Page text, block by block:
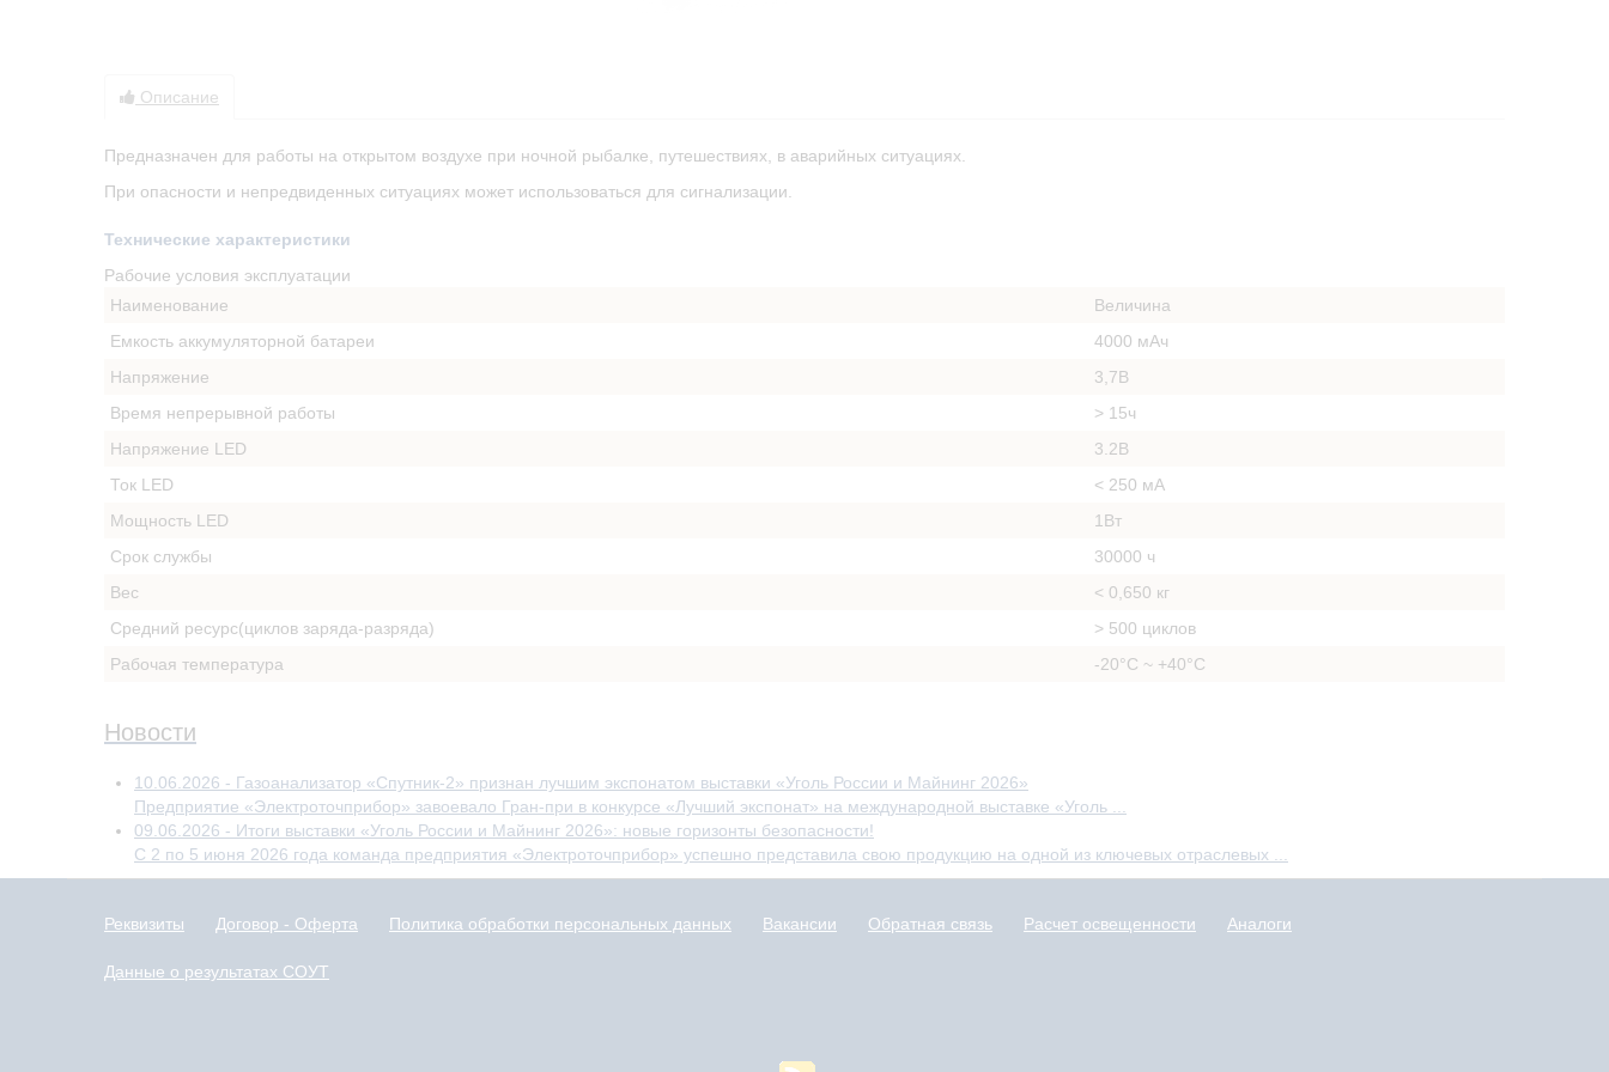
Описание
Предназначен для работы на открытом воздухе при ночной рыбалке, путешествиях, в аварийных ситуациях.
При опасности и непредвиденных ситуациях может использоваться для сигнализации.
Технические характеристики
Рабочие условия эксплуатации
Наименование
Величина
Емкость аккумуляторной батареи
4000 мАч
Напряжение
3,7В
Время непрерывной работы
> 15ч
Напряжение LED
3.2В
Ток LED
< 250 мА
Мощность LED
1Вт
Срок службы
30000 ч
Вес
< 0,650 кг
Средний ресурс(циклов заряда-разряда)
> 500 циклов
Рабочая температура
-20°С ~ +40°С
Новости
10.06.2026 - Газоанализатор «Спутник-2» признан лучшим экспонатом выставки «Уголь России и Майнинг 2026»
Предприятие «Электроточприбор» завоевало Гран-при в конкурсе «Лучший экспонат» на международной выставке «Уголь ...
09.06.2026 - Итоги выставки «Уголь России и Майнинг 2026»: новые горизонты безопасности!
С 2 по 5 июня 2026 года команда предприятия «Электроточприбор» успешно представила свою продукцию на одной из ключевых отраслевых ...
Реквизиты Договор - Оферта Политика обработки персональных данных Вакансии Обратная связь Расчет освещенности Аналоги
Данные о результатах СОУТ